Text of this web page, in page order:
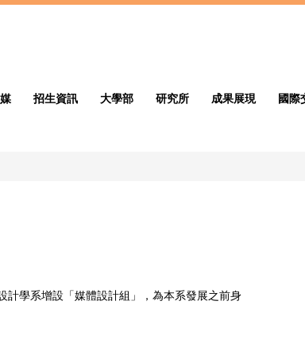
招生資訊 大學部 研究所 成果展現 國際
計學系增設「媒體設計組」，為本系發展之前身